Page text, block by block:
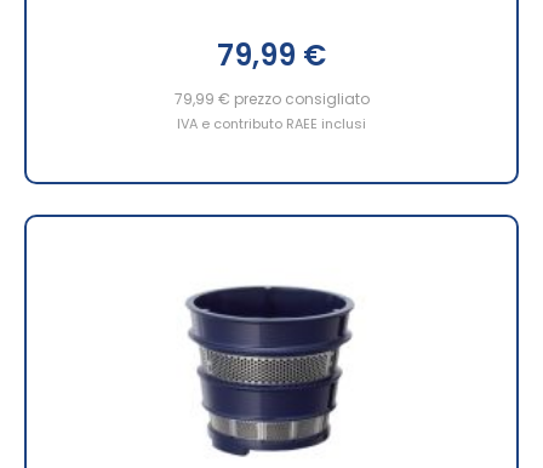
79,99 €
79,99 € prezzo consigliato
IVA e contributo RAEE inclusi